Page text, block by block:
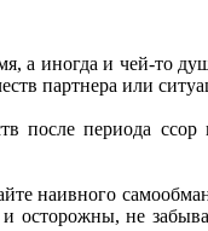
а иногда и чей-
партнера или
после периода
наивного
не